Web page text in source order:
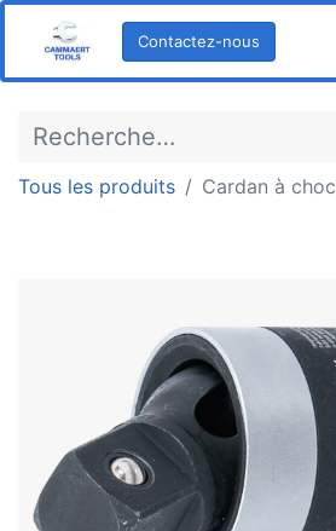
Contactez-nous
Tous les produits Cardan à